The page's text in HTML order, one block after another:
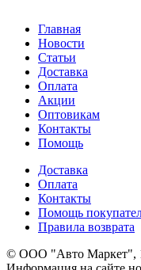
Главная
Новости
Статьи
Доставка
Оплата
Акции
Оптовикам
Контакты
Помощь
Доставка
Оплата
Контакты
Помощь
Правила возврата
© ООО "Авто Маркет",